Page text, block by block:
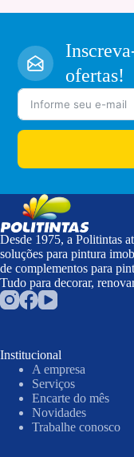
ofertas!
Desde 1975, a Politintas
soluções para pintura
de complementos para
Tudo para decorar,
Institucional
A empresa
Serviços
Encarte do mês
Novidades
Trabalhe conosco